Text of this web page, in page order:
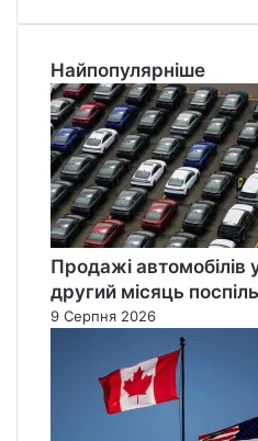
Найпопулярніше
Продажі автомобілів
другий місяць поспіль
9 Серпня 2026